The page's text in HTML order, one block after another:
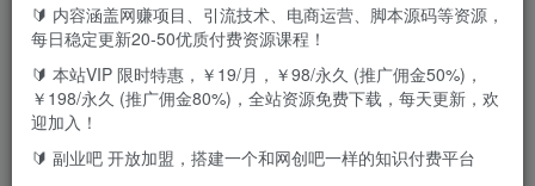
此内容为付费资源，请付费后查看
F币 9.9
高级代理免费 顶级代理免费
立即购买
🔰 内容涵盖网赚项目、引流技术、电商运营、脚本源码等资源，
每日稳定更新20-50优质付费资源课程！
🔰 本站VIP 限时特惠，￥19/月，￥98/永久 (推广佣金50%)，
￥198/永久 (推广佣金80%)，全站资源免费下载，每天更新，欢
迎加入！
🔰 副业吧 开放加盟，搭建一个和网创吧一样的知识付费平台